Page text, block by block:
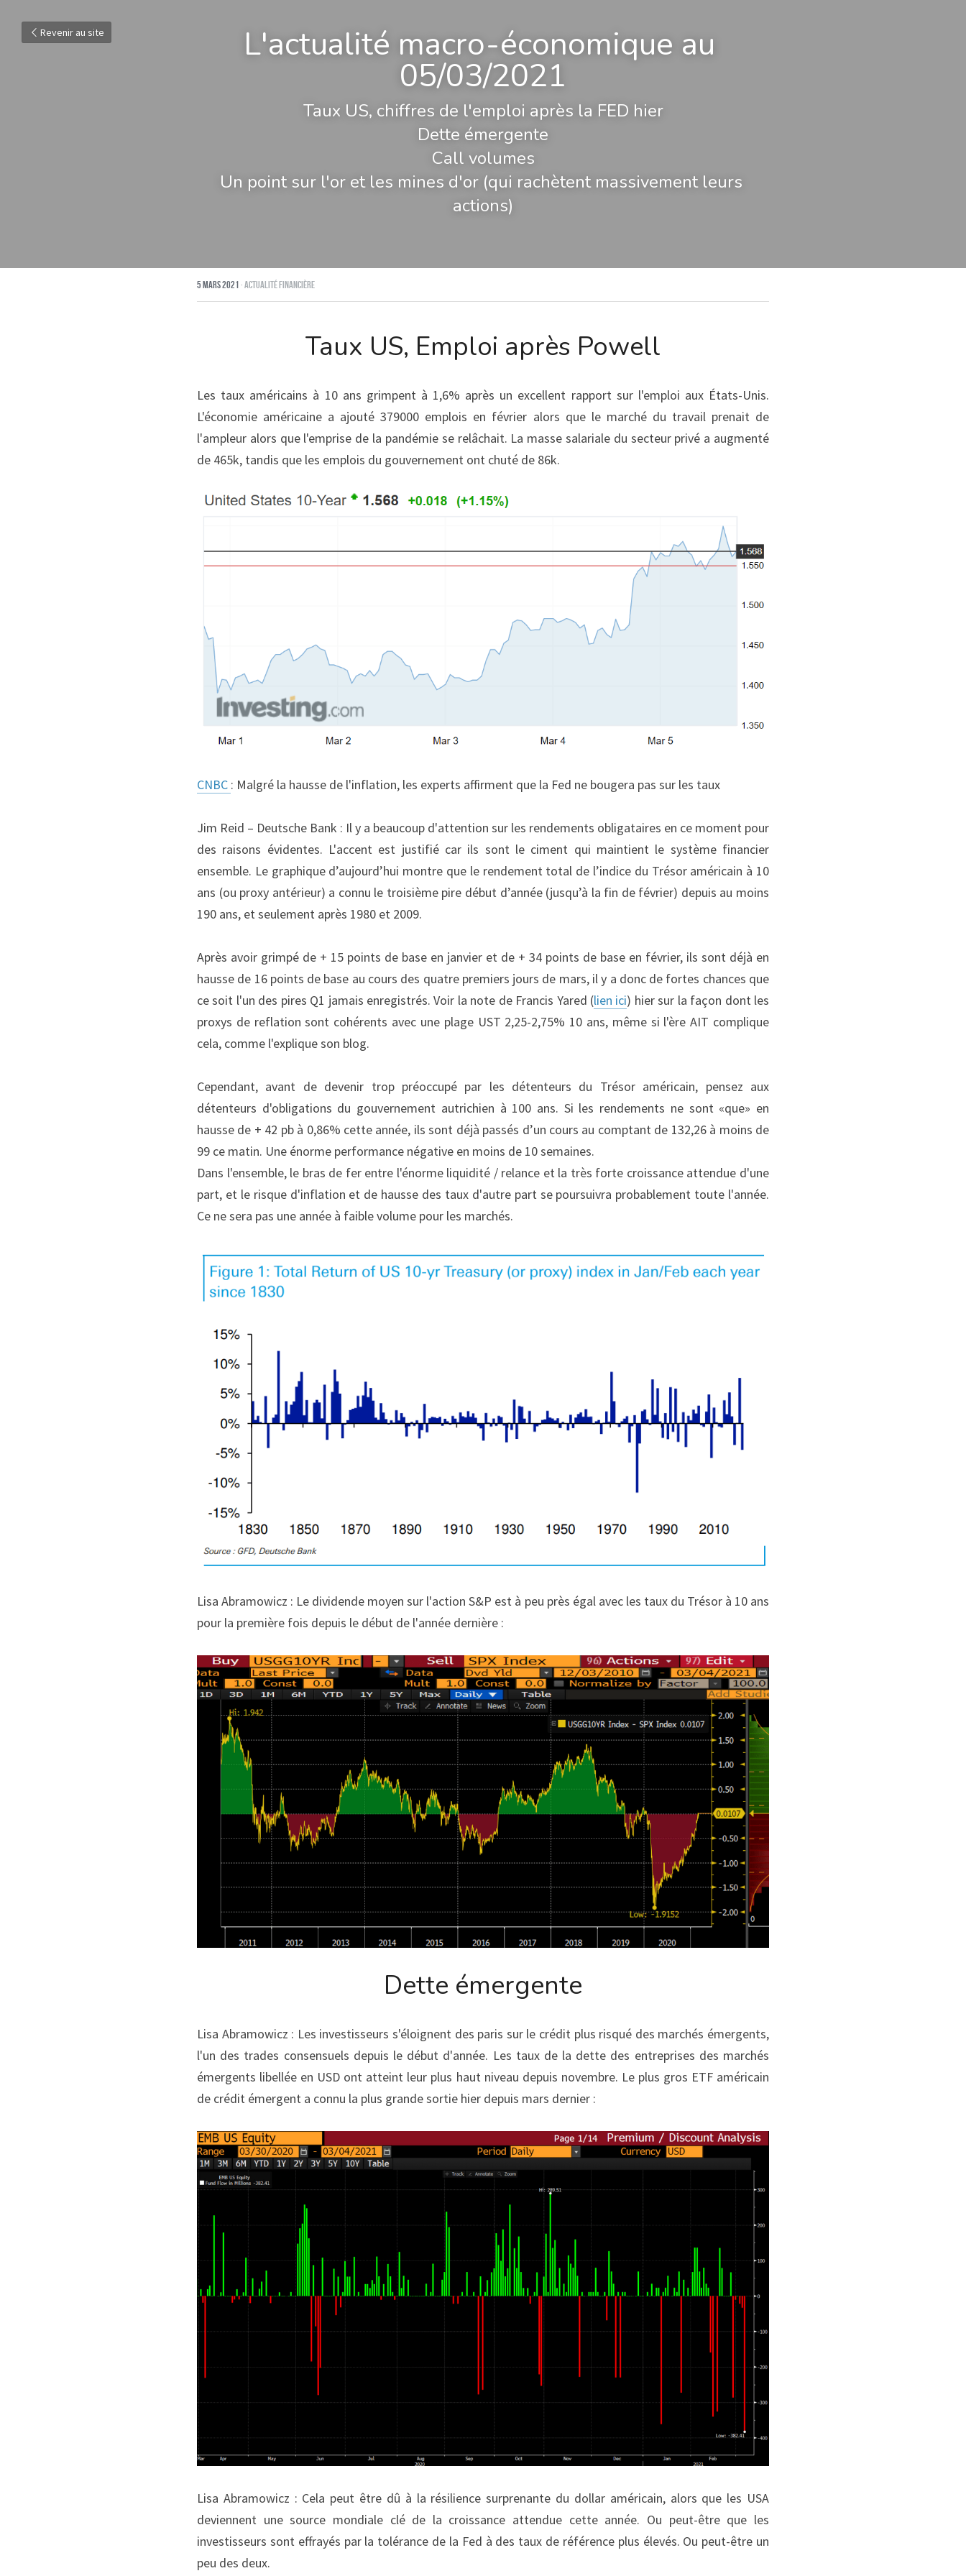
Revenir au site L'actualité macro-économique au
05/03/2021
Taux US, chiffres de l'emploi après la FED hier
Dette émergente
Call volumes
Un point sur l'or et les mines d'or (qui rachètent massivement leurs
actions)
5 mars 2021·Actualité financière
Taux US, Emploi après Powell
Les taux américains à 10 ans grimpent à 1,6% après un excellent rapport sur l'emploi aux États-Unis.
L'économie américaine a ajouté 379000 emplois en février alors que le marché du travail prenait de
l'ampleur alors que l'emprise de la pandémie se relâchait. La masse salariale du secteur privé a augmenté
de 465k, tandis que les emplois du gouvernement ont chuté de 86k.
CNBC : Malgré la hausse de l'inflation, les experts affirment que la Fed ne bougera pas sur les taux
Jim Reid – Deutsche Bank : Il y a beaucoup d'attention sur les rendements obligataires en ce moment pour
des raisons évidentes. L'accent est justifié car ils sont le ciment qui maintient le système financier
ensemble. Le graphique d’aujourd’hui montre que le rendement total de l’indice du Trésor américain à 10
ans (ou proxy antérieur) a connu le troisième pire début d’année (jusqu’à la fin de février) depuis au moins
190 ans, et seulement après 1980 et 2009.
Après avoir grimpé de + 15 points de base en janvier et de + 34 points de base en février, ils sont déjà en
hausse de 16 points de base au cours des quatre premiers jours de mars, il y a donc de fortes chances que
ce soit l'un des pires Q1 jamais enregistrés. Voir la note de Francis Yared (lien ici) hier sur la façon dont les
proxys de reflation sont cohérents avec une plage UST 2,25-2,75% 10 ans, même si l'ère AIT complique
cela, comme l'explique son blog.
Cependant, avant de devenir trop préoccupé par les détenteurs du Trésor américain, pensez aux
détenteurs d'obligations du gouvernement autrichien à 100 ans. Si les rendements ne sont «que» en
hausse de + 42 pb à 0,86% cette année, ils sont déjà passés d’un cours au comptant de 132,26 à moins de
99 ce matin. Une énorme performance négative en moins de 10 semaines.
Dans l'ensemble, le bras de fer entre l'énorme liquidité / relance et la très forte croissance attendue d'une
part, et le risque d'inflation et de hausse des taux d'autre part se poursuivra probablement toute l'année.
Ce ne sera pas une année à faible volume pour les marchés.
Lisa Abramowicz : Le dividende moyen sur l'action S&P est à peu près égal avec les taux du Trésor à 10 ans
pour la première fois depuis le début de l'année dernière :
Dette émergente
Lisa Abramowicz : Les investisseurs s'éloignent des paris sur le crédit plus risqué des marchés émergents,
l'un des trades consensuels depuis le début d'année. Les taux de la dette des entreprises des marchés
émergents libellée en USD ont atteint leur plus haut niveau depuis novembre. Le plus gros ETF américain
de crédit émergent a connu la plus grande sortie hier depuis mars dernier :
Lisa Abramowicz : Cela peut être dû à la résilience surprenante du dollar américain, alors que les USA
deviennent une source mondiale clé de la croissance attendue cette année. Ou peut-être que les
investisseurs sont effrayés par la tolérance de la Fed à des taux de référence plus élevés. Ou peut-être un
peu des deux.